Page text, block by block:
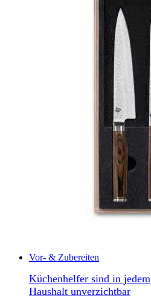
Vor- & Zubereiten
Küchenhelfer sind in jedem
Haushalt unverzichtbar